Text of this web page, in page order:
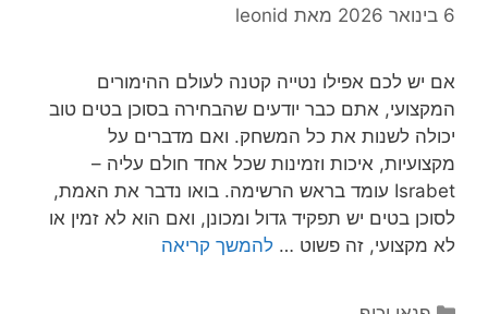
6 בינואר 2026 מאת leonid
אם יש לכם אפילו נטייה קטנה לעולם ההימורים
המקצועי, אתם כבר יודעים שהבחירה בסוכן בטים טוב
יכולה לשנות את כל המשחק. ואם מדברים על
מקצועיות, איכות וזמינות שכל אחד חולם עליה –
Israbet עומד בראש הרשימה. בואו נדבר את האמת,
לסוכן בטים יש תפקיד גדול ומכונן, ואם הוא לא זמין או
לא מקצועי, זה פשוט … להמשך קריאה
קטגוריות